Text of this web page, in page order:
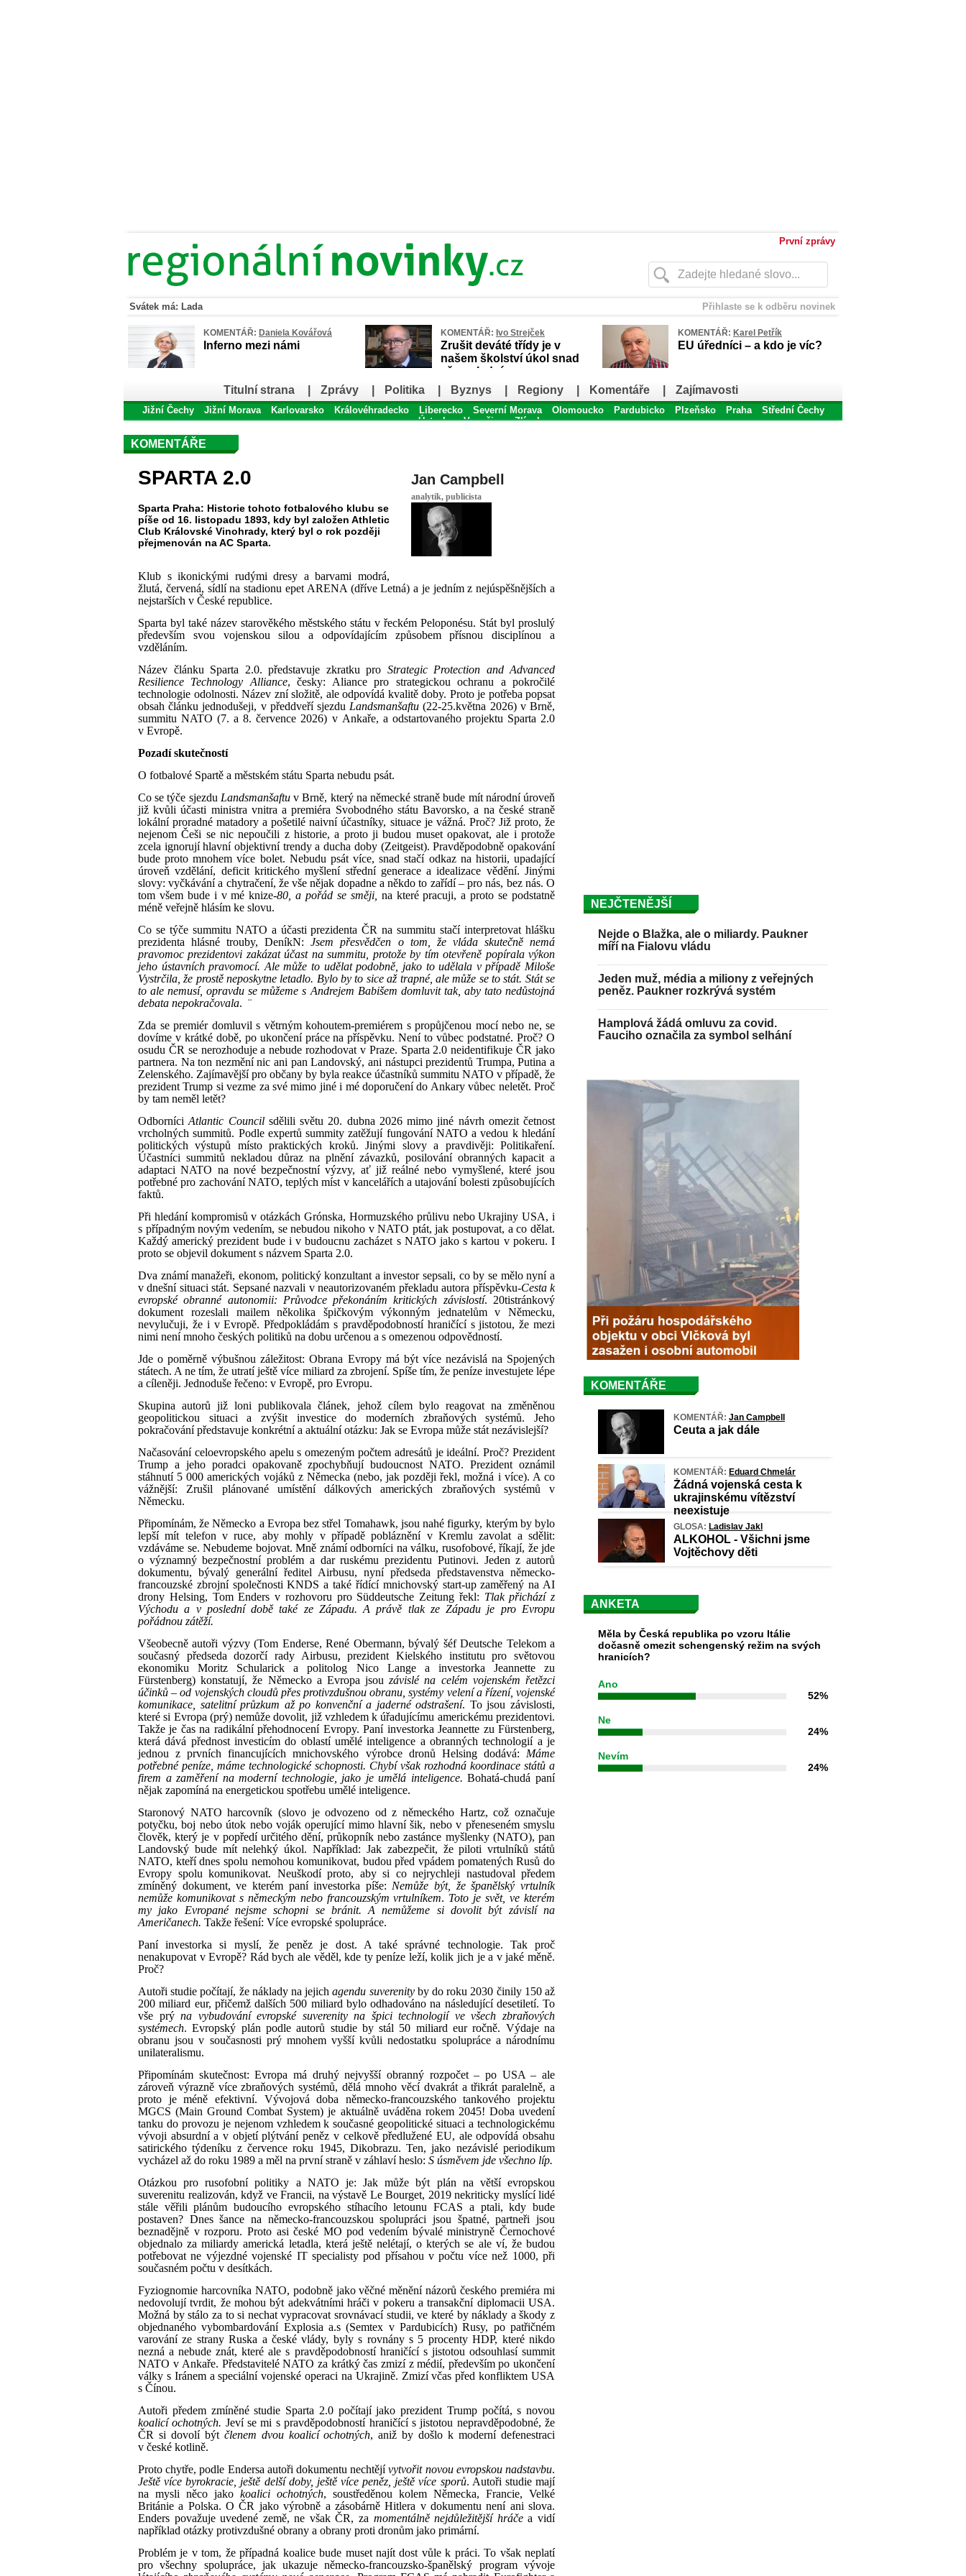
První zprávy
Přihlaste se k odběru novinek
Svátek má: Lada
KOMENTÁŘ: Daniela Kovářová
Inferno mezi námi
KOMENTÁŘ: Ivo Strejček
Zrušit deváté třídy je v
našem školství úkol snad
až poslední
KOMENTÁŘ: Karel Petřík
EU úředníci – a kdo je víc?
Titulní strana Zprávy Politika Byznys Regiony Komentáře Zajímavosti
Jižní Čechy Jižní Morava Karlovarsko Královéhradecko Liberecko Severní Morava Olomoucko Pardubicko Plzeňsko Praha
Střední Čechy
Ústecko
Vysočina Zlínsko
KOMENTÁŘE
Jan Campbell
analytik, publicista
SPARTA 2.0
Sparta Praha: Historie tohoto fotbalového klubu se
píše od 16. listopadu 1893, kdy byl založen Athletic
Club Královské Vinohrady, který byl o rok později
přejmenován na AC Sparta.
Klub s ikonickými rudými dresy a barvami modrá,
žlutá, červená, sídlí na stadionu epet ARENA (dříve Letná) a je jedním z nejúspěšnějších a
nejstarších v České republice.
Sparta byl také název starověkého městského státu v řeckém Peloponésu. Stát byl proslulý
především svou vojenskou silou a odpovídajícím způsobem přísnou disciplínou a
vzděláním.
Název článku Sparta 2.0. představuje zkratku pro Strategic Protection and Advanced
Resilience Technology Alliance, česky: Aliance pro strategickou ochranu a pokročilé
technologie odolnosti. Název zní složitě, ale odpovídá kvalitě doby. Proto je potřeba popsat
obsah článku jednodušeji, v předdveří sjezdu Landsmanšaftu (22-25.května 2026) v Brně,
summitu NATO (7. a 8. července 2026) v Ankaře, a odstartovaného projektu Sparta 2.0
v Evropě.
Pozadí skutečností
O fotbalové Spartě a městském státu Sparta nebudu psát.
Co se týče sjezdu Landsmanšaftuv Brně, který na německé straně bude mít národní úroveň
již kvůli účasti ministra vnitra a premiéra Svobodného státu Bavorsko, a na české straně
lokální proradné matadory a pošetilé naivní účastníky, situace je vážná. Proč? Již proto, že
nejenom Češi se nic nepoučili z historie, a proto ji budou muset opakovat, ale i protože
zcela ignorují hlavní objektivní trendy a ducha doby (Zeitgeist). Pravděpodobně opakování
bude proto mnohem více bolet. Nebudu psát více, snad stačí odkaz na historii, upadající
úroveň vzdělání, deficit kritického myšlení střední generace a idealizace vědění. Jinými
slovy: vyčkávání a chytračení, že vše nějak dopadne a někdo to zařídí – pro nás, bez nás. O
tom všem bude i v mé knize-80, a pořád se směji, na které pracuji, a proto se podstatně
méně veřejně hlásím ke slovu.
Co se týče summitu NATO a účasti prezidenta ČR na summitu stačí interpretovat hlášku
prezidenta hlásné trouby, DeníkN:Jsem přesvědčen o tom, že vláda skutečně nemá
pravomoc prezidentovi zakázat účast na summitu, protože by tím otevřeně popírala výkon
jeho ústavních pravomocí. Ale může to udělat podobně, jako to udělala v případě Miloše
Vystrčila, že prostě neposkytne letadlo. Bylo by to sice až trapné, ale může se to stát. Stát se
to ale nemusí, opravdu se můžeme s Andrejem Babišem domluvit tak, aby tato nedůstojná
debata nepokračovala. ¨
Zda se premiér domluvil s větrným kohoutem-premiérem s propůjčenou mocí nebo ne, se
dovíme v krátké době, po ukončení práce na příspěvku. Není to vůbec podstatné. Proč? O
osudu ČR se nerozhoduje a nebude rozhodovat v Praze. Sparta 2.0 neidentifikuje ČR jako
partnera. Na ton nezmění nic ani pan Landovský, ani nástupci prezidentů Trumpa, Putina a
Zelenského. Zajímavější pro občany by byla reakce účastníků summitu NATO v případě, že
prezident Trump si vezme za své mimo jiné i mé doporučení do Ankary vůbec neletět. Proč
by tam neměl letět?
OdborníciAtlantic Councilsdělili světu 20. dubna 2026 mimo jiné návrh omezit četnost
vrcholných summitů. Podle expertů summity zatěžují fungování NATO a vedou k hledání
politických výstupů místo praktických kroků. Jinými slovy a pravdivěji: Politikaření.
Účastníci summitů nekladou důraz na plnění závazků, posilování obranných kapacit a
adaptaci NATO na nové bezpečnostní výzvy, ať již reálné nebo vymyšlené, které jsou
potřebné pro zachování NATO, teplých míst v kancelářích a utajování bolesti způsobujících
faktů.
Při hledání kompromisů v otázkách Grónska, Hormuzského průlivu nebo Ukrajiny USA, i
s případným novým vedením, se nebudou nikoho v NATO ptát, jak postupovat, a co dělat.
Každý americký prezident bude i v budoucnu zacházet s NATO jako s kartou v pokeru. I
proto se objevil dokument s názvem Sparta 2.0.
Dva známí manažeři, ekonom, politický konzultant a investor sepsali, co by se mělo nyní a
v dnešní situaci stát. Sepsané nazvali v neautorizovaném překladu autora příspěvku-Cesta k
evropské obranné autonomii: Průvodce překonáním kritických závislostí. 20tistránkový
dokument rozeslali mailem několika špičkovým výkonným jednatelům v Německu,
nevylučuji, že i v Evropě. Předpokládám s pravděpodobností hraničící s jistotou, že mezi
nimi není mnoho českých politiků na dobu určenou a s omezenou odpovědností.
Jde o poměrně výbušnou záležitost: Obrana Evropy má být více nezávislá na Spojených
státech. A ne tím, že utratí ještě více miliard za zbrojení. Spíše tím, že peníze investujete lépe
a cíleněji. Jednoduše řečeno: v Evropě, pro Evropu.
Skupina autorů již loni publikovala článek, jehož cílem bylo reagovat na změněnou
geopolitickou situaci a zvýšit investice do moderních zbraňových systémů. Jeho
pokračování představuje konkrétní a aktuální otázku: Jak se Evropa může stát nezávislejší?
Načasování celoevropského apelu s omezeným počtem adresátů je ideální. Proč? Prezident
Trump a jeho poradci opakovaně zpochybňují budoucnost NATO. Prezident oznámil
stáhnutí 5 000 amerických vojáků z Německa (nebo, jak později řekl, možná i více). A co
vážnější: Zrušil plánované umístění dálkových amerických zbraňových systémů v
Německu.
Připomínám, že Německo a Evropa bez střel Tomahawk, jsou nahé figurky, kterým by bylo
lepší mít telefon v ruce, aby mohly v případě pobláznění v Kremlu zavolat a sdělit:
vzdáváme se. Nebudeme bojovat. Mně známí odborníci na válku, rusofobové, říkají, že jde
o významný bezpečnostní problém a dar ruskému prezidentu Putinovi. Jeden z autorů
dokumentu, bývalý generální ředitel Airbusu, nyní předseda představenstva německo-
francouzské zbrojní společnosti KNDS a také řídící mnichovský start-up zaměřený na AI
drony Helsing, Tom Enders v rozhovoru pro Süddeutsche Zeitung řekl: Tlak přichází z
Východu a v poslední době také ze Západu. A právě tlak ze Západu je pro Evropu
pořádnou zátěží.
Všeobecně autoři výzvy (Tom Enderse, René Obermann, bývalý šéf Deutsche Telekom a
současný předseda dozorčí rady Airbusu, prezident Kielského institutu pro světovou
ekonomiku Moritz Schularick a politolog Nico Lange a investorka Jeannette zu
Fürstenberg) konstatují, že Německo a Evropa jsouzávislé na celém vojenském řetězci
účinků –od vojenských cloudů přes protivzdušnou obranu, systémy velení a řízení, vojenské
komunikace, satelitní průzkum až po konvenční a jaderné odstrašení. To jsou závislosti,
které si Evropa (prý) nemůže dovolit, již vzhledem k úřadujícímu americkému prezidentovi.
Takže je čas na radikální přehodnocení Evropy. Paní investorka Jeannette zu Fürstenberg,
která dává přednost investicím do oblastí umělé inteligence a obranných technologií a je
jednou z prvních financujících mnichovského výrobce dronů Helsing dodává: Máme
potřebné peníze, máme technologické schopnosti. Chybí však rozhodná koordinace států a
firem a zaměření na moderní technologie, jako je umělá inteligence. Bohatá-chudá paní
nějak zapomíná na energetickou spotřebu umělé inteligence.
Staronový NATO harcovník (slovo je odvozeno od z německého Hartz, což označuje
potyčku, boj nebo útok nebo voják operující mimo hlavní šik, nebo v přeneseném smyslu
člověk, který je v popředí určitého dění, průkopník nebo zastánce myšlenky (NATO), pan
Landovský bude mít nelehký úkol. Například: Jak zabezpečit, že piloti vrtulníků států
NATO, kteří dnes spolu nemohou komunikovat, budou před vpádem pomatených Rusů do
Evropy spolu komunikovat. Neuškodí proto, aby si co nejrychleji nastudoval předem
zmíněný dokument, ve kterém paní investorka píše: Nemůže být, že španělský vrtulník
nemůže komunikovat s německým nebo francouzským vrtulníkem. Toto je svět, ve kterém
my jako Evropané nejsme schopni se bránit. A nemůžeme si dovolit být závislí na
Američanech. Takže řešení: Více evropské spolupráce.
Paní investorka si myslí, že peněz je dost. A také správné technologie. Tak proč
nenakupovat v Evropě? Rád bych ale věděl, kde ty peníze leží, kolik jich je a v jaké měně.
Proč?
Autoři studie počítají, že náklady na jejichagendu suverenityby do roku 2030 činily 150 až
200 miliard eur, přičemž dalších 500 miliard bylo odhadováno na následující desetiletí. To
vše prýna vybudování evropské suverenity na špici technologií ve všech zbraňových
systémech. Evropský plán podle autorů studie by stál 50 miliard eur ročně. Výdaje na
obranu jsou v současnosti prý mnohem vyšší kvůli nedostatku spolupráce a národnímu
unilateralismu.
Připomínám skutečnost: Evropa má druhý nejvyšší obranný rozpočet – po USA – ale
zároveň výrazně více zbraňových systémů, dělá mnoho věcí dvakrát a třikrát paralelně, a
proto je méně efektivní. Vývojová doba německo-francouzského tankového projektu
MGCS (Main Ground Combat System) je aktuálně uváděna rokem 2045! Doba uvedení
tanku do provozu je nejenom vzhledem k současné geopolitické situaci a technologickému
vývoji absurdní a v objetí plýtvání peněz v celkově předlužené EU, ale odpovídá obsahu
satirického týdeníku z července roku 1945, Dikobrazu. Ten, jako nezávislé periodikum
vycházel až do roku 1989 a měl na první straně v záhlaví heslo: S úsměvem jde všechno líp.
Otázkou pro rusofobní politiky a NATO je: Jak může být plán na větší evropskou
suverenitu realizován, když ve Francii, na výstavě Le Bourget, 2019 nekriticky myslící lidé
stále věřili plánům budoucího evropského stíhacího letounu FCAS a ptali, kdy bude
postaven? Dnes šance na německo-francouzskou spolupráci jsou špatné, partneři jsou
beznadějně v rozporu. Proto asi české MO pod vedením bývalé ministryně Černochové
objednalo za miliardy americká letadla, která ještě nelétají, o kterých se ale ví, že budou
potřebovat ne výjezdné vojenské IT specialisty pod přísahou v počtu více než 1000, při
současném počtu v desítkách.
Fyziognomie harcovníka NATO, podobně jako věčné měnění názorů českého premiéra mi
nedovolují tvrdit, že mohou být adekvátními hráči v pokeru a transakční diplomacii USA.
Možná by stálo za to si nechat vypracovat srovnávací studii, ve které by náklady a škody z
objednaného vybombardování Explosia a.s (Semtex v Pardubicích) Rusy, po patřičném
varování ze strany Ruska a české vlády, byly s rovnány s 5 procenty HDP, které nikdo
nezná a nebude znát, které ale s pravděpodobností hraničící s jistotou odsouhlasí summit
NATO v Ankaře. Představitelé NATO za krátký čas zmizí z médií, především po ukončení
války s Iránem a speciální vojenské operaci na Ukrajině. Zmizí včas před konfliktem USA
s Čínou.
Autoři předem zmíněné studie Sparta 2.0 počítají jako prezident Trump počítá, s novou
koalicí ochotných. Jeví se mi s pravděpodobností hraničící s jistotou nepravděpodobné, že
ČR si dovolí být členem dvou koalicí ochotných, aniž by došlo k moderní defenestraci
v české kotlině.
Proto chytře, podle Endersa autoři dokumentu nechtějívytvořit novou evropskou nadstavbu.
Ještě více byrokracie, ještě delší doby, ještě více peněz, ještě více sporů. Autoři studie mají
na mysli něco jako koalici ochotných, soustředěnou kolem Německa, Francie, Velké
Británie a Polska. O ČR jako výrobně a zásobárně Hitlera v dokumentu není ani slova.
Enders považuje uvedené země, ne však ČR, za momentálně nejdůležitější hráčea vidí
například otázky protivzdušné obrany a obrany proti dronům jako primární.
Problém je v tom, že případná koalice bude muset najít dost vůle k práci. To však neplatí
pro všechny spolupráce, jak ukazuje německo-francouzsko-španělský program vývoje
NEJČTENĚJŠÍ
Nejde o Blažka, ale o miliardy. Paukner
míří na Fialovu vládu
Jeden muž, média a miliony z veřejných
peněz. Paukner rozkrývá systém
Hamplová žádá omluvu za covid.
Fauciho označila za symbol selhání
KOMENTÁŘE
KOMENTÁŘ: Jan Campbell
Ceuta a jak dále
KOMENTÁŘ: Eduard Chmelár
Žádná vojenská cesta k
ukrajinskému vítězství
neexistuje
GLOSA: Ladislav Jakl
ALKOHOL - Všichni jsme
Vojtěchovy děti
ANKETA
Měla by Česká republika po vzoru Itálie
dočasně omezit schengenský režim na svých
hranicích?
Ano
52%
Ne
24%
Nevím
24%